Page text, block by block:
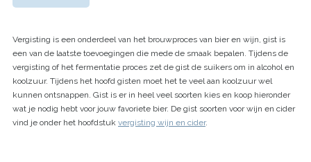
a
e
.
n
l
Vergisting is een onderdeel van het brouwproces van bier en wijn, gist is
een van de laatste toevoegingen die mede de smaak bepalen. Tijdens de
vergisting of het fermentatie proces zet de gist de suikers om in alcohol en
koolzuur. Tijdens het hoofd gisten moet het te veel aan koolzuur wel
kunnen ontsnappen. Gist is er in heel veel soorten kies en koop hieronder
wat je nodig hebt voor jouw favoriete bier. De gist soorten voor wijn en cider
vind je onder het hoofdstuk vergisting wijn en cider.